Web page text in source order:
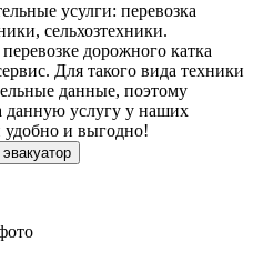
усулги: перевозка
сельхозтехники.
дорожного катка
Для такого вида техники
данные, поэтому
данную услугу у наших
удобно и выгодно!